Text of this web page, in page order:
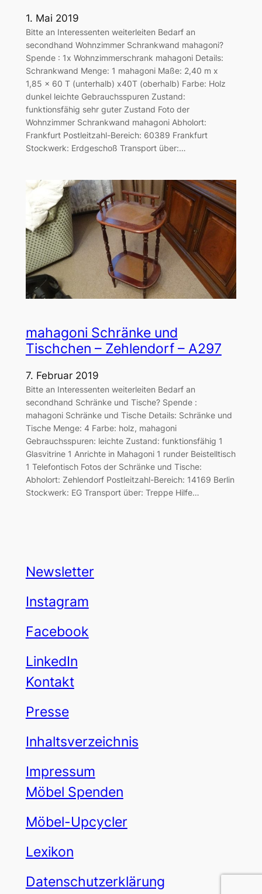
1. Mai 2019
Bitte an Interessenten weiterleiten Bedarf an
secondhand Wohnzimmer Schrankwand mahagoni?
Spende : 1x Wohnzimmerschrank mahagoni Details:
Schrankwand Menge: 1 mahagoni Maße: 2,40 m x
1,85 x 60 T (unterhalb) x40T (oberhalb) Farbe: Holz
dunkel leichte Gebrauchsspuren Zustand:
funktionsfähig sehr guter Zustand Foto der
Wohnzimmer Schrankwand mahagoni Abholort:
Frankfurt Postleitzahl-Bereich: 60389 Frankfurt
Stockwerk: Erdgeschoß Transport über:…
mahagoni Schränke und
Tischchen – Zehlendorf – A297
7. Februar 2019
Bitte an Interessenten weiterleiten Bedarf an
secondhand Schränke und Tische? Spende :
mahagoni Schränke und Tische Details: Schränke und
Tische Menge: 4 Farbe: holz, mahagoni
Gebrauchsspuren: leichte Zustand: funktionsfähig 1
Glasvitrine 1 Anrichte in Mahagoni 1 runder Beistelltisch
1 Telefontisch Fotos der Schränke und Tische:
Abholort: Zehlendorf Postleitzahl-Bereich: 14169 Berlin
Stockwerk: EG Transport über: Treppe Hilfe…
Newsletter
Instagram
Facebook
LinkedIn
Kontakt
Presse
Inhaltsverzeichnis
Impressum
Möbel Spenden
Möbel-Upcycler
Lexikon
Datenschutzerklärung